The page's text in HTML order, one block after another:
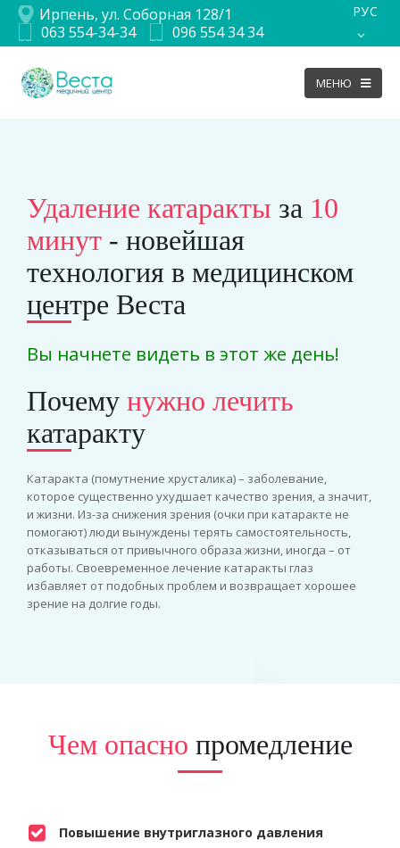
Ирпень, ул. Соборная 128/1
063 554-34-34
096 554 34 34
РУС
Удаление катаракты за 10
минут - новейшая
технология в медицинском
центре Веста
Вы начнете видеть в этот же день!
Почему нужно лечить
катаракту
Катаракта (помутнение хрусталика) – заболевание,
которое существенно ухудшает качество зрения, а значит,
и жизни. Из-за снижения зрения (очки при катаракте не
помогают) люди вынуждены терять самостоятельность,
отказываться от привычного образа жизни, иногда – от
работы. Своевременное лечение катаракты глаз
избавляет от подобных проблем и возвращает хорошее
зрение на долгие годы.
Чем опасно промедление
Повышение внутриглазного давления